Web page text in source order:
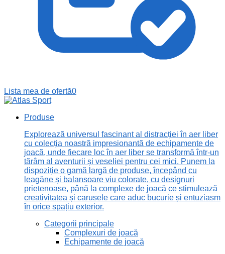
Lista mea de ofertă0
Produse
Explorează universul fascinant al distracției în aer liber
cu colecția noastră impresionantă de echipamente de
joacă, unde fiecare loc în aer liber se transformă într-un
tărâm al aventurii și veseliei pentru cei mici. Punem la
dispoziție o gamă largă de produse, începând cu
leagăne și balansoare viu colorate, cu designuri
prietenoase, până la complexe de joacă ce stimulează
creativitatea și carusele care aduc bucurie și entuziasm
în orice spațiu exterior.
Categorii principale
Complexuri de joacă
Echipamente de joacă